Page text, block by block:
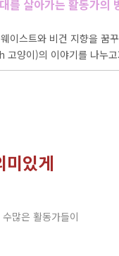
를 살아가는 활동가의
이스트와 비건 지향을 꿈
양이)의 이야기를 나누
미있게
많은 활동가들이